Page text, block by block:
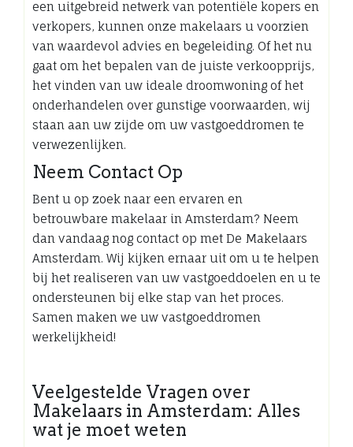
een uitgebreid netwerk van potentiële kopers en
verkopers, kunnen onze makelaars u voorzien
van waardevol advies en begeleiding. Of het nu
gaat om het bepalen van de juiste verkoopprijs,
het vinden van uw ideale droomwoning of het
onderhandelen over gunstige voorwaarden, wij
staan aan uw zijde om uw vastgoeddromen te
verwezenlijken.
Neem Contact Op
Bent u op zoek naar een ervaren en
betrouwbare makelaar in Amsterdam? Neem
dan vandaag nog contact op met De Makelaars
Amsterdam. Wij kijken ernaar uit om u te helpen
bij het realiseren van uw vastgoeddoelen en u te
ondersteunen bij elke stap van het proces.
Samen maken we uw vastgoeddromen
werkelijkheid!
Veelgestelde Vragen over
Makelaars in Amsterdam: Alles
wat je moet weten